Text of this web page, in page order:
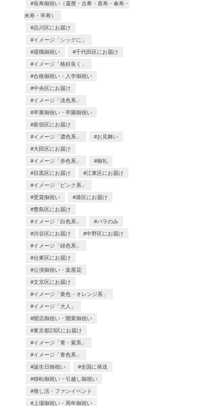
長寿御祝い（還暦・古希・喜寿・傘寿・
米寿・卒寿）
品川区にお届け
イメージ「シックに」
退職御祝い 千代田区にお届け
イメージ「格好良く」
合格御祝い・入学御祝い
中央区にお届け
イメージ「淡色系」
卒業御祝い・卒園御祝い
新宿区にお届け
イメージ「濃色系」 お見舞い
大田区にお届け
イメージ「赤色系」 御礼
目黒区にお届け 江東区にお届け
イメージ「ピンク系」
受賞御祝い 港区にお届け
豊島区にお届け
イメージ「白色系」 バラのみ
渋谷区にお届け 中野区にお届け
イメージ「緑色系」
台東区にお届け
公演御祝い・楽屋花
文京区にお届け
イメージ「黄色・オレンジ系」
イメージ「大人」
開店御祝い・開業御祝い
東京都23区にお届け
イメージ「青・紫系」
イメージ「青色系」
誕生日御祝い 全国に発送
移転御祝い・引越し御祝い
推し活・ファンイベント
上場御祝い・周年御祝い